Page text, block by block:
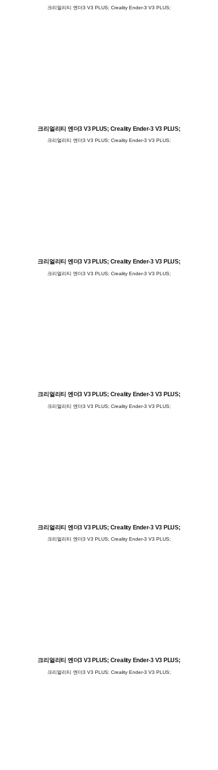
크리얼리티 엔더3 V3 PLUS; Creality Ender-3 V3 PLUS;
크리얼리티 엔더3 V3 PLUS; Creality Ender-3 V3 PLUS;
크리얼리티 엔더3 V3 PLUS; Creality Ender-3 V3 PLUS;
크리얼리티 엔더3 V3 PLUS; Creality Ender-3 V3 PLUS;
크리얼리티 엔더3 V3 PLUS; Creality Ender-3 V3 PLUS;
크리얼리티 엔더3 V3 PLUS; Creality Ender-3 V3 PLUS;
크리얼리티 엔더3 V3 PLUS; Creality Ender-3 V3 PLUS;
크리얼리티 엔더3 V3 PLUS; Creality Ender-3 V3 PLUS;
크리얼리티 엔더3 V3 PLUS; Creality Ender-3 V3 PLUS;
크리얼리티 엔더3 V3 PLUS; Creality Ender-3 V3 PLUS;
크리얼리티 엔더3 V3 PLUS; Creality Ender-3 V3 PLUS;